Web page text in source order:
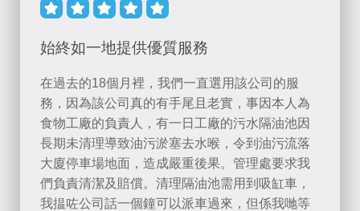
    
始終如一地提供優質服務
在過去的18個月裡，我們一直選用該公司的服
務，因為該公司真的有手尾且老實，事因本人為
食物工廠的負責人，有一日工廠的污水隔油池因
長期未清理導致油污淤塞去水喉，令到油污流落
大廈停車場地面，造成嚴重後果。管理處要求我
們負責清潔及賠償。清理隔油池需用到吸缸車，
我揾咗公司話一個鐘可以派車過來，但係我哋等